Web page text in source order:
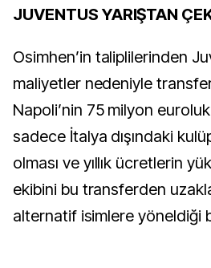
JUVENTUS YARIŞTAN
Osimhen’in taliplilerinden
maliyetler nedeniyle
Napoli’nin 75 milyon euroluk
sadece İtalya dışındaki
olması ve yıllık ücretlerin
ekibini bu transferden
alternatif isimlere yöneldiği